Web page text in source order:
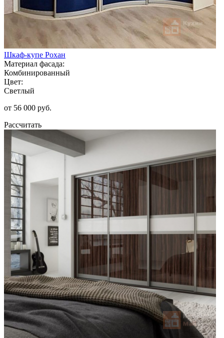
Шкаф-купе Рохан
Материал фасада:
Комбинированный
Цвет:
Светлый
от 56 000 руб.
Рассчитать